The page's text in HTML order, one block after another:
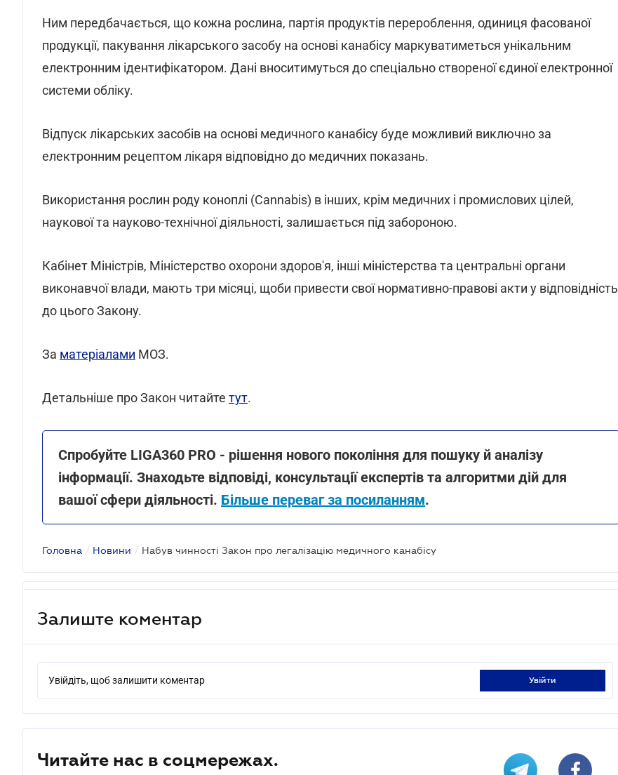
Ним передбачається, що кожна рослина, партія продуктів перероблення, одиниця фасованої
продукції, пакування лікарського засобу на основі канабісу маркуватиметься унікальним
електронним ідентифікатором. Дані вноситимуться до спеціально створеної єдиної електронної
системи обліку.
Відпуск лікарських засобів на основі медичного канабісу буде можливий виключно за
електронним рецептом лікаря відповідно до медичних показань.
Використання рослин роду коноплі (Cannabis) в інших, крім медичних і промислових цілей,
наукової та науково-технічної діяльності, залишається під забороною.
Кабінет Міністрів, Міністерство охорони здоров'я, інші міністерства та центральні органи
виконавчої влади, мають три місяці, щоби привести свої нормативно-правові акти у відповідність
до цього Закону.
За матеріалами МОЗ.
Детальніше про Закон читайте тут.
Спробуйте LIGA360 PRO - рішення нового покоління для пошуку й аналізу
інформації. Знаходьте відповіді, консультації експертів та алгоритми дій для
вашої сфери діяльності. Більше переваг за посиланням.
Головна / Новини / Набув чинності Закон про легалізацію медичного канабісу
Залиште коментар
Увійдіть, щоб залишити коментар увійти
Читайте нас в соцмережах.